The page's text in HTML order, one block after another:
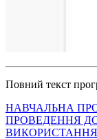
Повний текст
НАВЧАЛЬНА
ПРОВЕДЕННЯ